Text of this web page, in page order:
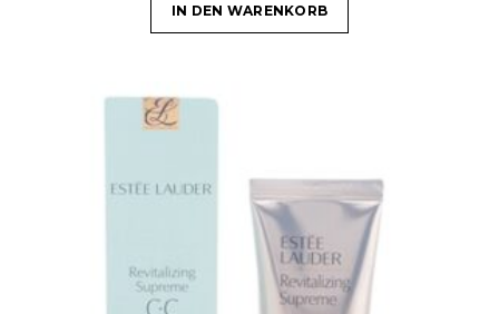
IN DEN WARENKORB